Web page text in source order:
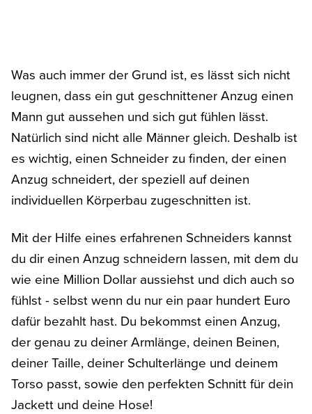
Was auch immer der Grund ist, es lässt sich nicht
leugnen, dass ein gut geschnittener Anzug einen
Mann gut aussehen und sich gut fühlen lässt.
Natürlich sind nicht alle Männer gleich. Deshalb ist
es wichtig, einen Schneider zu finden, der einen
Anzug schneidert, der speziell auf deinen
individuellen Körperbau zugeschnitten ist.
Mit der Hilfe eines erfahrenen Schneiders kannst
du dir einen Anzug schneidern lassen, mit dem du
wie eine Million Dollar aussiehst und dich auch so
fühlst - selbst wenn du nur ein paar hundert Euro
dafür bezahlt hast. Du bekommst einen Anzug,
der genau zu deiner Armlänge, deinen Beinen,
deiner Taille, deiner Schulterlänge und deinem
Torso passt, sowie den perfekten Schnitt für dein
Jackett und deine Hose!